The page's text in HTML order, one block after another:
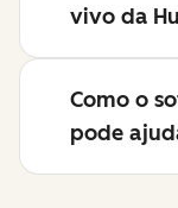
vivo da
Como o
pode